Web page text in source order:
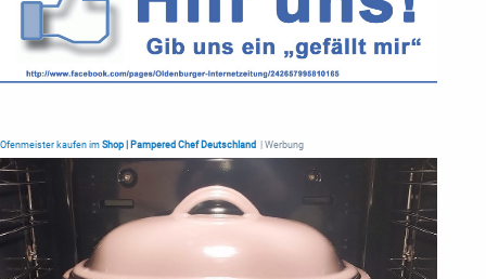
Ofenmeister kaufen im Shop | Pampered Chef Deutschland | Werbung